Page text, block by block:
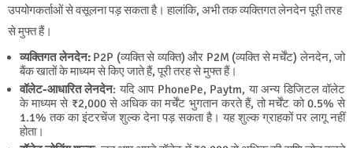
उपयोगकर्ताओं से वसूलना पड़ सकता है। हालांकि, अभी तक व्यक्तिगत लेनदेन पूरी तरह
से मुफ्त हैं।
व्यक्तिगत लेनदेन:P2P (व्यक्ति से व्यक्ति) और P2M (व्यक्ति से मर्चेंट) लेनदेन, जो
बैंक खातों के माध्यम से किए जाते हैं, पूरी तरह से मुफ्त हैं।
वॉलेट-आधारित लेनदेन: यदि आप PhonePe, Paytm, या अन्य डिजिटल वॉलेट
के माध्यम से ₹2,000 से अधिक का मर्चेंट भुगतान करते हैं, तो मर्चेंट को 0.5% से
1.1% तक का इंटरचेंज शुल्क देना पड़ सकता है। यह शुल्क ग्राहकों पर लागू नहीं
होता।